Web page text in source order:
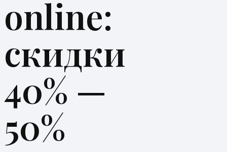
online:
скидки
40% —
50%